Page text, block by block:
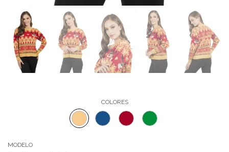
COLORES
MODELO